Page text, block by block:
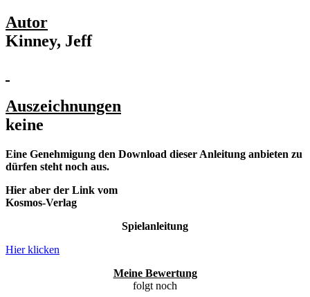
Autor
Kinney, Jeff
Auszeichnungen
keine
Eine Genehmigung den Download dieser Anleitung anbieten zu
dürfen steht noch aus.
Hier aber der Link vom
Kosmos-Verlag
Spielanleitung
Hier klicken
Meine Bewertung
folgt noch